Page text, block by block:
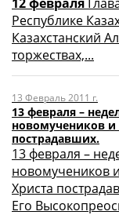
Республике
Казахстанский
торжествах,...
13 Февраль 2011 г.
13 февраля –
новомучеников и
пострадавших.
13 февраля –
новомучеников
Христа
Его